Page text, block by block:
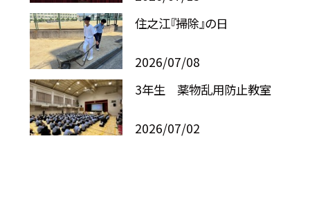
住之江『掃除』の日
2026/07/08
3年生 薬物乱用防止教室
2026/07/02